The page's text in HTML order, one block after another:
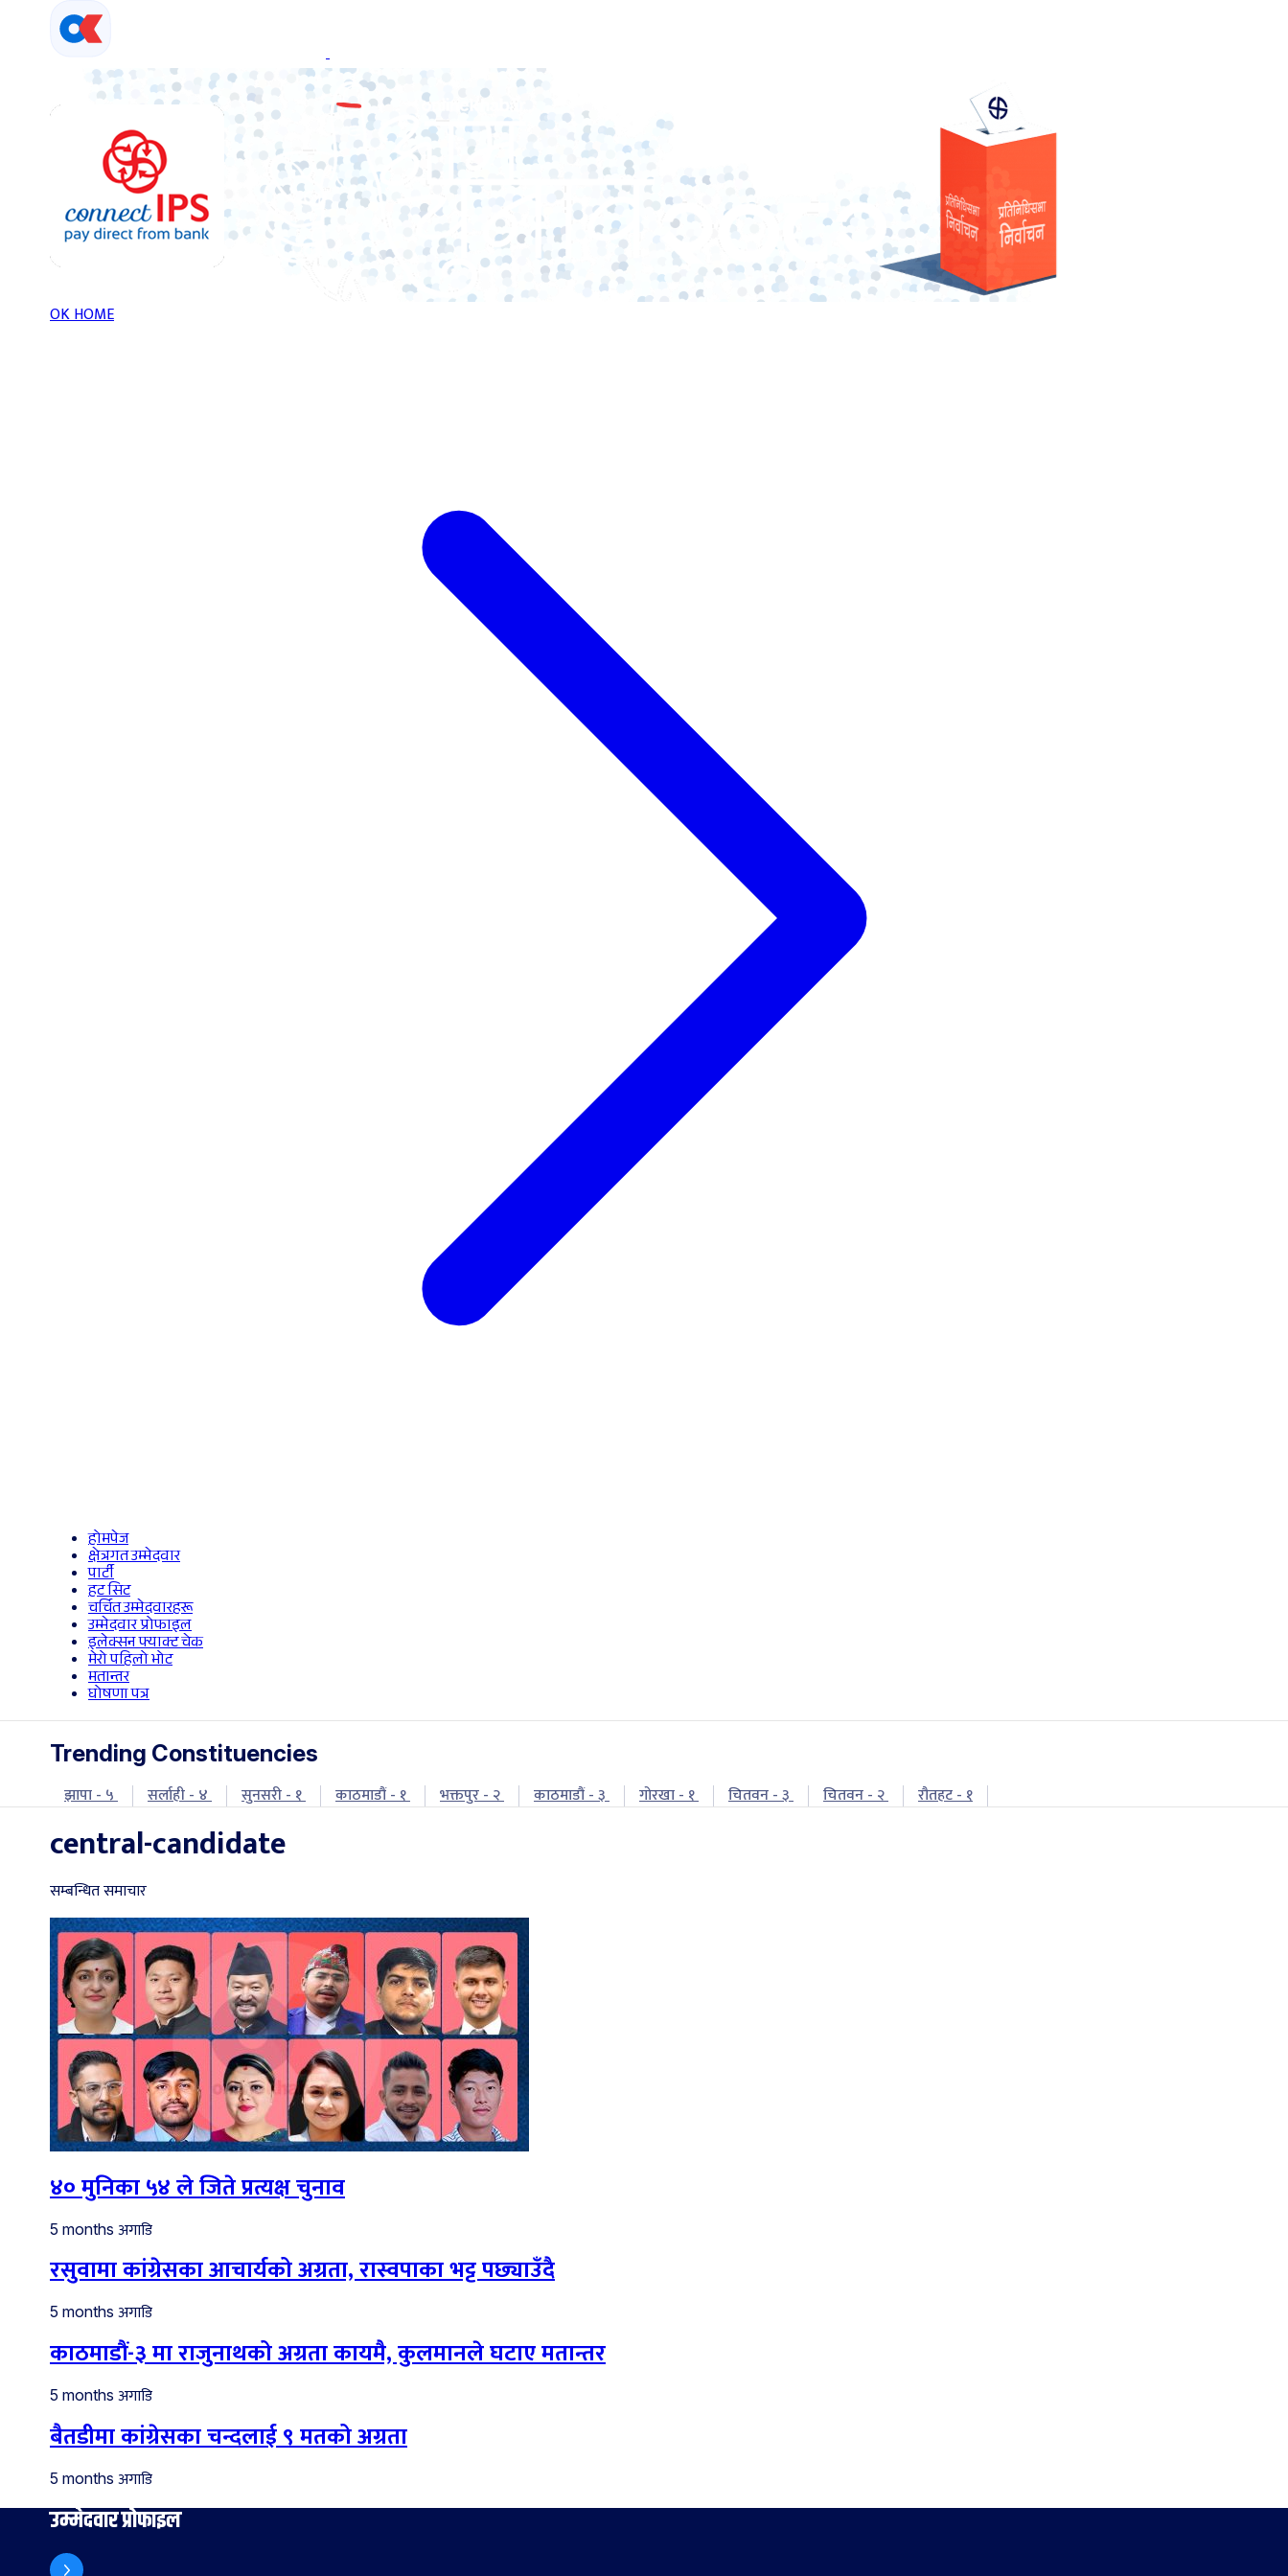
OK HOME
होमपेज
क्षेत्रगत उम्मेदवार
पार्टी
हट सिट
चर्चित उम्मेदवारहरू
उम्मेदवार प्रोफाइल
इलेक्सन फ्याक्ट चेक
मेरो पहिलो भोट
मतान्तर
घोषणा पत्र
Trending Constituencies
झापा - ५ सर्लाही - ४ सुनसरी - १ काठमाडौं - १ भक्तपुर - २ काठमाडौं - ३ गोरखा - १ चितवन - ३ चितवन - २ रौतहट - १
central-candidate
सम्बन्धित समाचार
४० मुनिका ५४ ले जिते प्रत्यक्ष चुनाव
5 months अगाडि
रसुवामा कांग्रेसका आचार्यको अग्रता, रास्वपाका भट्ट पछ्याउँदै
5 months अगाडि
काठमाडौं-३ मा राजुनाथको अग्रता कायमै, कुलमानले घटाए मतान्तर
5 months अगाडि
बैतडीमा कांग्रेसका चन्दलाई ९ मतको अग्रता
5 months अगाडि
उम्मेदवार प्रोफाइल